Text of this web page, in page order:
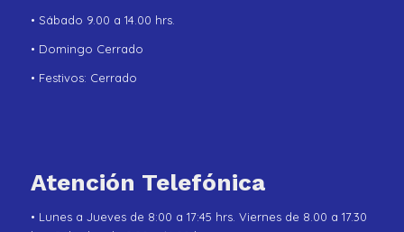
• Sábado 9.00 a 14.00 hrs.
• Domingo Cerrado
• Festivos: Cerrado
Atención Telefónica
• Lunes a Jueves de 8:00 a 17:45 hrs. Viernes de 8.00 a 17.30